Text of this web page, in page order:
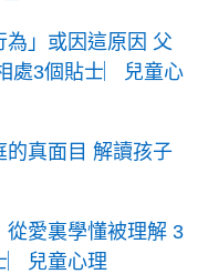
」或因這原因 父
處3個貼士︳兒童心
的真面目 解讀孩子
從愛裏學懂被理解 3
︳兒童心理